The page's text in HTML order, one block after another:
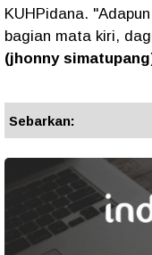
KUHPidana.
bagian mata kiri,
(jhonny
Sebarkan: